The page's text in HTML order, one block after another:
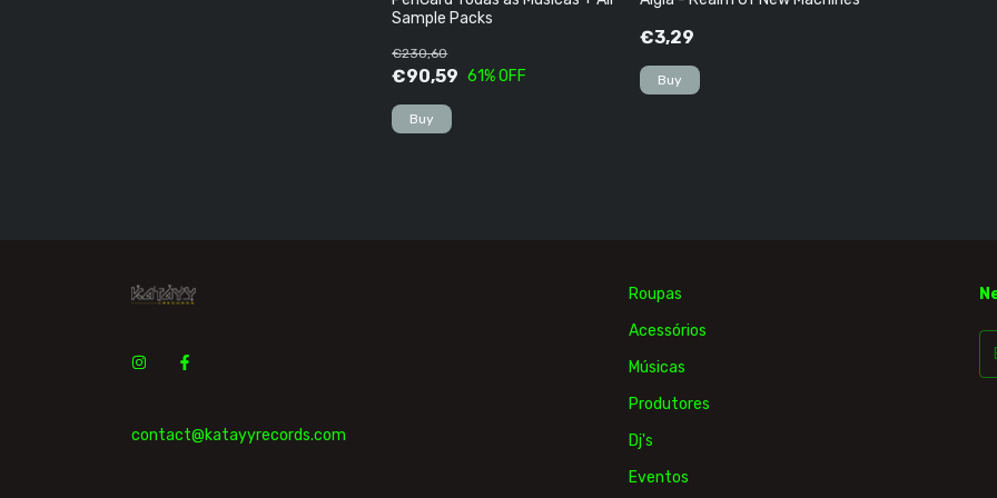
Sample Packs
€90,59
€230,60
61% OFF
€3,29
contact@katayyrecords.com
Roupas
Acessórios
Músicas
Produtores
Dj's
Eventos